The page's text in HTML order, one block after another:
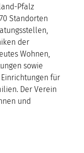
Pfalz
Standorten
der
Wohnen,
sowie
für
Der Verein
und